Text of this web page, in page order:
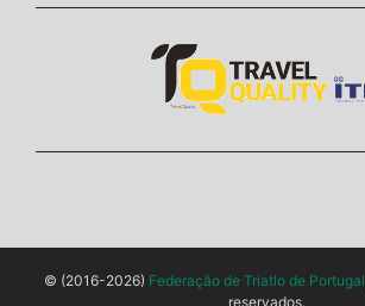
© (2016-2026) Federação de Triatlo de Portugal
reservados.